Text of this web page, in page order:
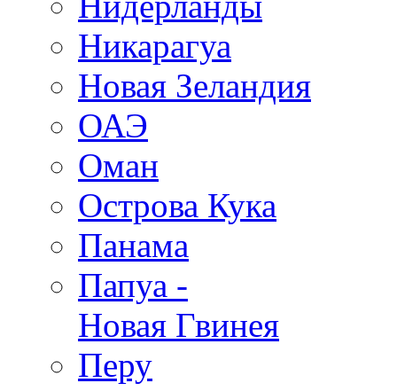
Никарагуа
Новая Зеландия
ОАЭ
Оман
Острова Кука
Панама
Папуа -
Новая Гвинея
Перу